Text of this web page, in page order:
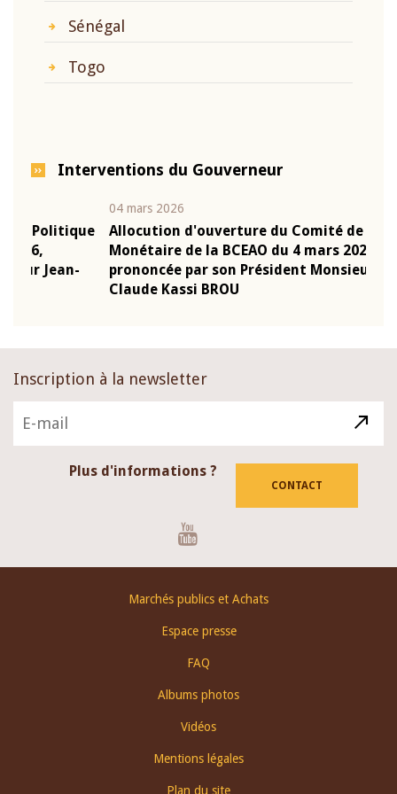
Sénégal
Togo
Interventions du Gouverneur
Allocution d'ouverture du Comité de Politique
Monétaire de la BCEAO du 4 mars 2026,
prononcée par son Président Monsieur Jean-
Claude Kassi BROU
Inscription à la newsletter
Plus d'informations ?
CONTACT
Marchés publics et Achats
Espace presse
FAQ
Albums photos
Vidéos
Mentions légales
Plan du site